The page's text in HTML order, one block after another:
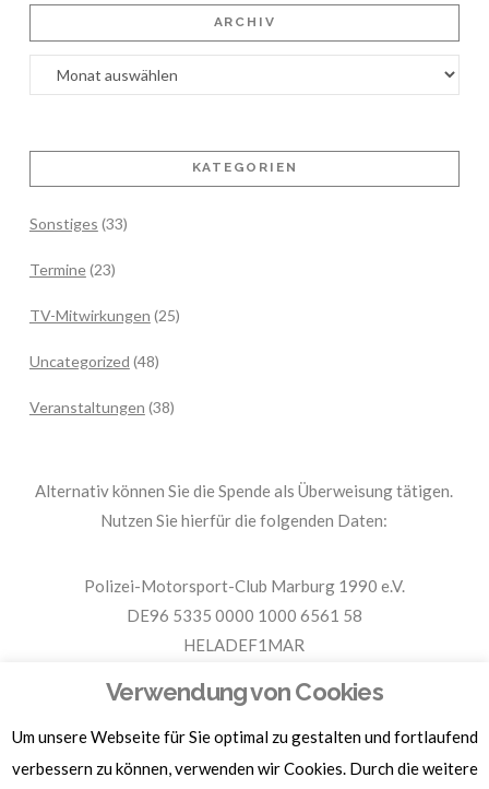
ARCHIV
Archiv
KATEGORIEN
Sonstiges (33)
Termine(23)
TV-Mitwirkungen (25)
Uncategorized (48)
Veranstaltungen (38)
Alternativ können Sie die Spende als Überweisung tätigen.
Nutzen Sie hierfür die folgenden Daten:
Polizei-Motorsport-Club Marburg 1990 e.V.
DE96 5335 0000 1000 6561 58
HELADEF1MAR
Für Spendenbescheinigungen, Sachspenden und weitere
Informationen, hier klicken.
Verwendung von Cookies
Um unsere Webseite für Sie optimal zu gestalten und fortlaufend
verbessern zu können, verwenden wir Cookies. Durch die weitere